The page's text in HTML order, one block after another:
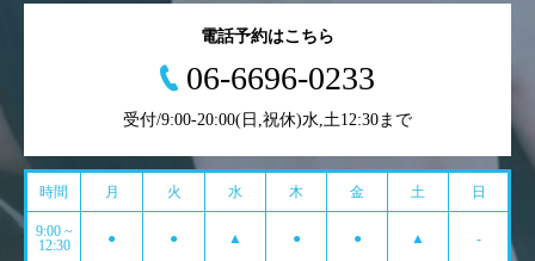
電話予約はこちら
06-6696-0233
受付/9:00-20:00(日,祝休)水,土12:30まで
時間 月 火 水 木 金 土 日
9:00 ~
12:30
● ● ▲ ● ● ▲ -